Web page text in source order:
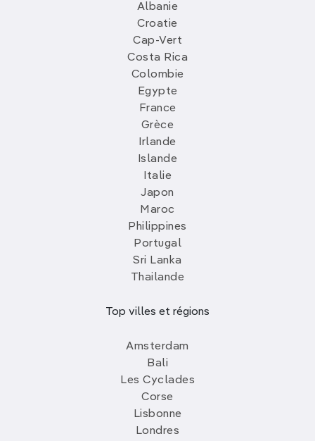
Albanie
Croatie
Cap-Vert
Costa Rica
Colombie
Egypte
France
Grèce
Irlande
Islande
Italie
Japon
Maroc
Philippines
Portugal
Sri Lanka
Thailande
Top villes et régions
Amsterdam
Bali
Les Cyclades
Corse
Lisbonne
Londres